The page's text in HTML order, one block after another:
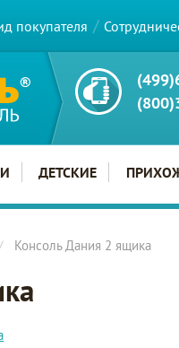
покупателя
ДЕТСКИЕ
Консоль Дания 2 ящика